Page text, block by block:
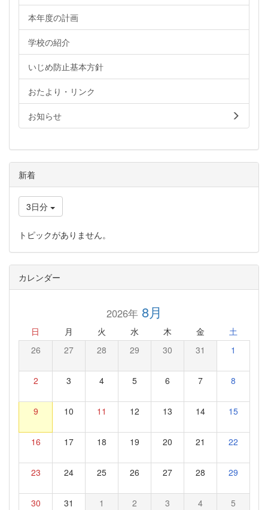
本年度の計画
学校の紹介
いじめ防止基本方針
おたより・リンク
お知らせ
新着
3日分
トピックがありません。
カレンダー
2026年8月
日 月 火 水 木 金 土
26 27 28 29 30 31 1
2 3 4 5 6 7 8
9 10 11 12 13 14 15
16 17 18 19 20 21 22
23 24 25 26 27 28 29
30 31 1 2 3 4 5